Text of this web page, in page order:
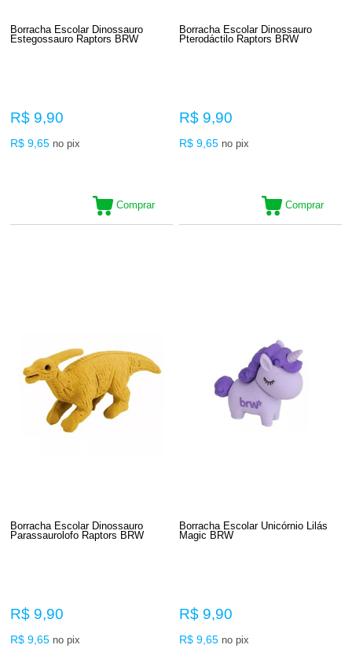
Borracha Escolar Dinossauro
Estegossauro Raptors BRW
R$ 9,90
R$ 9,65 no pix
Comprar
Borracha Escolar Dinossauro
Pterodáctilo Raptors BRW
R$ 9,90
R$ 9,65 no pix
Comprar
Borracha Escolar Dinossauro
Parassaurolofo Raptors BRW
R$ 9,90
R$ 9,65 no pix
Borracha Escolar Unicórnio Lilás
Magic BRW
R$ 9,90
R$ 9,65 no pix